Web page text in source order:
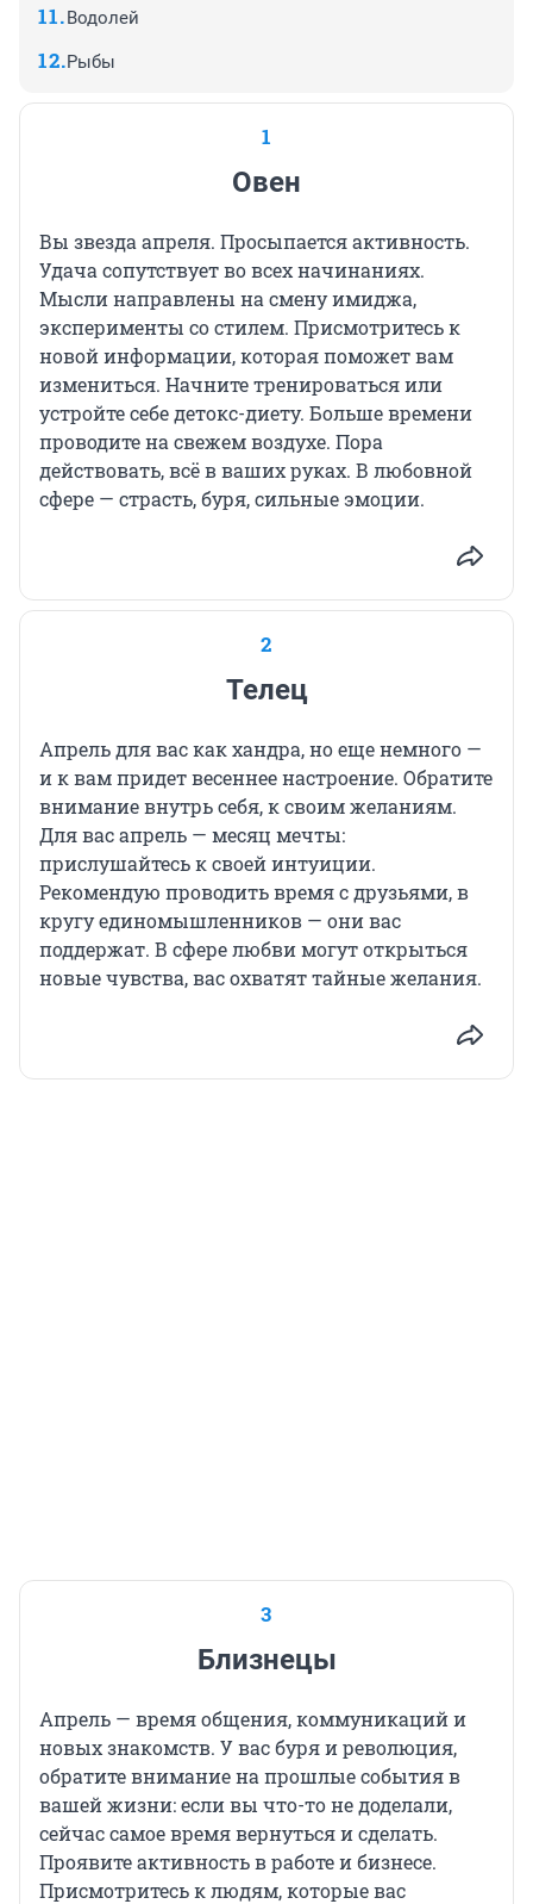
Водолей
Рыбы
1
Овен
Вы звезда апреля. Просыпается активность.
Удача сопутствует во всех начинаниях.
Мысли направлены на смену имиджа,
эксперименты со стилем. Присмотритесь к
новой информации, которая поможет вам
измениться. Начните тренироваться или
устройте себе детокс-диету. Больше времени
проводите на свежем воздухе. Пора
действовать, всё в ваших руках. В любовной
сфере — страсть, буря, сильные эмоции.
2
Телец
Апрель для вас как хандра, но еще немного —
и к вам придет весеннее настроение. Обратите
внимание внутрь себя, к своим желаниям.
Для вас апрель — месяц мечты:
прислушайтесь к своей интуиции.
Рекомендую проводить время с друзьями, в
кругу единомышленников — они вас
поддержат. В сфере любви могут открыться
новые чувства, вас охватят тайные желания.
3
Близнецы
Апрель — время общения, коммуникаций и
новых знакомств. У вас буря и революция,
обратите внимание на прошлые события в
вашей жизни: если вы что-то не доделали,
сейчас самое время вернуться и сделать.
Проявите активность в работе и бизнесе.
Присмотритесь к людям, которые вас